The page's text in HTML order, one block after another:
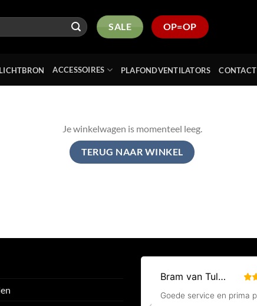
SALE OP=OP
LICHTBRON ACCESSOIRES PLAFONDVENTILATORS CONTACT
Je winkelwagen is momenteel leeg.
TERUG NAAR WINKEL